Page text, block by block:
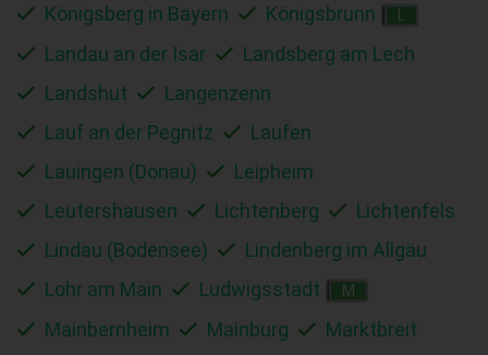
Königsberg in Bayern
Königsbrunn
Landau an der Isar
Landsberg am Lech
Landshut
Langenzenn
Lauf an der Pegnitz
Laufen
Lauingen (Donau)
Leipheim
Leutershausen
Lichtenberg
Lichtenfels
Lindau (Bodensee)
Lindenberg im Allgäu
Lohr am Main
Ludwigsstadt M
Mainbernheim Mainburg
Marktbreit